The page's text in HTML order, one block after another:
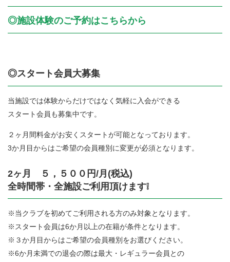
◎施設体験のご予約はこちらから
◎スタート会員大募集
当施設では体験からだけではなく気軽に入会ができる
スタート会員も募集中です。
２ヶ月間料金がお安くスタートが可能となっております。
3か月目からはご希望の会員種別に変更が必須となります。
2ヶ月 ５，５００円/月(税込)
全時間帯・全施設ご利用頂けます❕
※当クラブを初めてご利用される方のみ対象となります。
※スタート会員は6か月以上の在籍が条件となります。
※３か月目からはご希望の会員種別をお選びください。
※6か月未満での退会の際は最大・レギュラー会員との